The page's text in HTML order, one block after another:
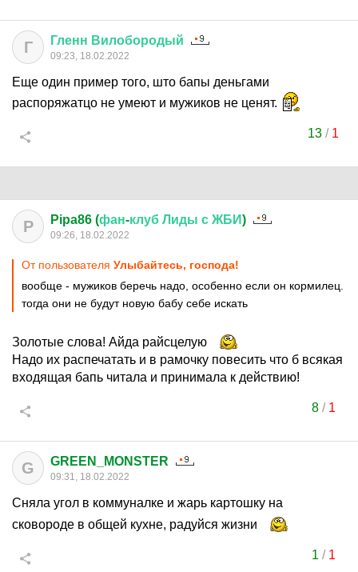
Г Гленн Вилобородый
09:23, 18.02.2022
Еще один пример того, што бапы деньгами
распоряжатцо не умеют и мужиков не ценят.
13 / 1
P Pipa86 (фан-клуб Лиды с ЖБИ)
09:26, 18.02.2022
От пользователя Улыбайтесь, господа!
вообще - мужиков беречь надо, особенно если он кормилец.
тогда они не будут новую бабу себе искать
Золотые слова! Айда райсцелую
Надо их распечатать и в рамочку повесить что б всякая
входящая бапь читала и принимала к действию!
8/ 1
G GREEN_MONSTER
09:31, 18.02.2022
Сняла угол в коммуналке и жарь картошку на
сковороде в общей кухне, радуйся жизни
1 / 1